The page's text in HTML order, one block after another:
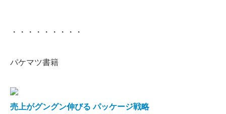
・・・・・・・・・
パケマツ書籍
売上がグングン伸びる パッケージ戦略